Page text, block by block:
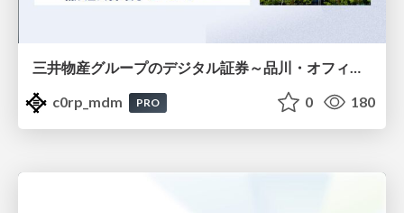
三井物産グループのデジタル証券～品川・オフィス＆ホテル～徹底解説セミナー
c0rp_mdm
PRO 0 180